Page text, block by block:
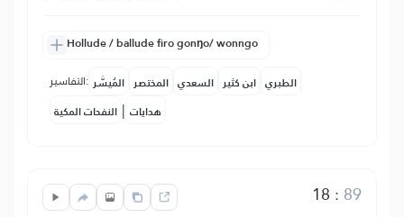
Hollude / ballude firo gonŋo/ wonngo
التفاسير: المُيسَّر المختصر السعدي ابن كثير الطبري
النفحات المكية | هدايات
18 : 89